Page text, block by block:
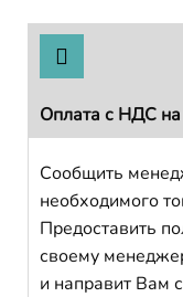
Оплата с НДС на
Сообщить
необходимого
Предоставить
своему
и направит Вам